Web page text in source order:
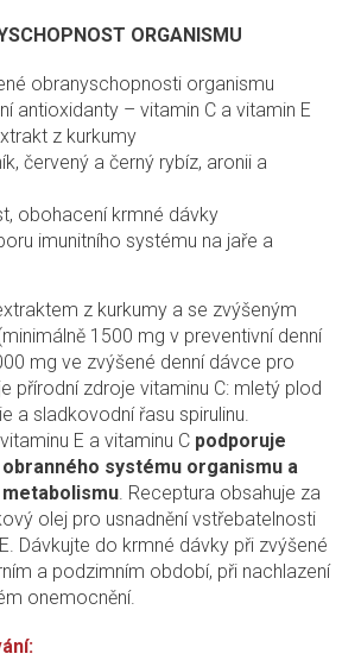
ORGANISMU
obranyschopnosti organismu
antioxidanty – vitamin C a vitamin E
z kurkumy
červený a černý rybíz, aronii a
obohacení krmné dávky
imunitního systému na jaře a
z kurkumy a se zvýšeným
1500 mg v preventivní denní
mg ve zvýšené denní dávce pro
přírodní zdroje vitaminu C: mletý plod
a sladkovodní řasu spirulinu.
E a vitaminu C podporuje
systému organismu a
. Receptura obsahuje za
olej pro usnadnění vstřebatelnosti
Dávkujte do krmné dávky při zvýšené
a podzimním období, při nachlazení
onemocnění.